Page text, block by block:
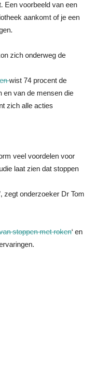
Een voorbeeld van een
aankomt of je een
zich onderweg de
wist 74 procent de
en van de mensen die
zich alle acties
veel voordelen voor
laat zien dat stoppen
zegt onderzoeker Dr Tom
stoppen met roken‘ en